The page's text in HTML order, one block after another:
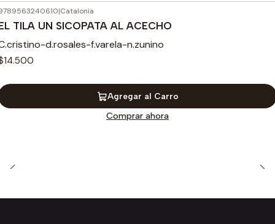
|Catalonia
TILA UN SICOPATA AL ACECHO
d.rosales-f.varela-n.zunino
Agregar al Carro
Comprar ahora